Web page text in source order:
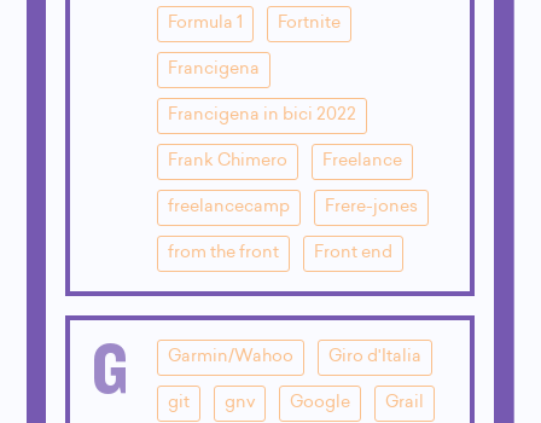
Formula 1 Fortnite
Francigena
Francigena in bici 2022
Frank Chimero Freelance
freelancecamp Frere-jones
from the front Front end
G Garmin/Wahoo Giro d'Italia
git gnv Google Grail